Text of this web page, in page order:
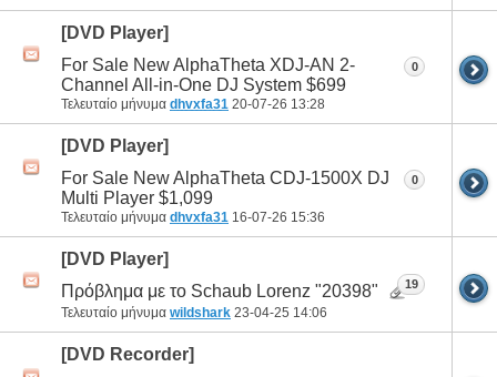
[DVD Player]
For Sale New AlphaTheta XDJ-AN 2-
Channel All-in-One DJ System $699
Τελευταίο μήνυμα dhvxfa31 20-07-26 13:28
0
[DVD Player]
For Sale New AlphaTheta CDJ-1500X DJ
Multi Player $1,099
Τελευταίο μήνυμα dhvxfa31 16-07-26 15:36
0
[DVD Player]
Πρόβλημα με το Schaub Lorenz "20398"
Τελευταίο μήνυμα wildshark 23-04-25 14:06
19
[DVD Recorder]